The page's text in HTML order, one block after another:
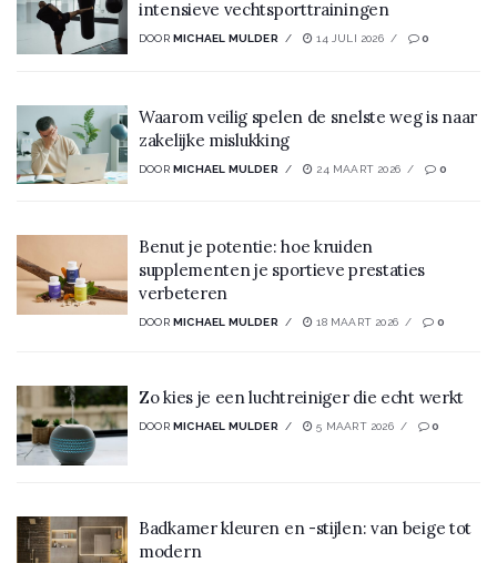
intensieve vechtsporttrainingen
DOOR MICHAEL MULDER 14 JULI 2026 0
Waarom veilig spelen de snelste weg is naar
zakelijke mislukking
DOOR MICHAEL MULDER 24 MAART 2026 0
Benut je potentie: hoe kruiden
supplementen je sportieve prestaties
verbeteren
DOOR MICHAEL MULDER 18 MAART 2026 0
Zo kies je een luchtreiniger die echt werkt
DOOR MICHAEL MULDER 5 MAART 2026 0
Badkamer kleuren en -stijlen: van beige tot
modern